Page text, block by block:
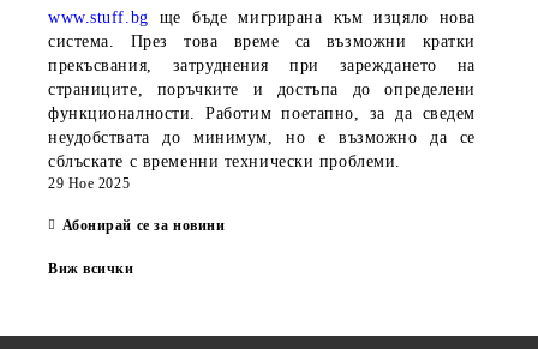
www.stuff.bg ще бъде мигрирана към изцяло нова
система. През това време са възможни кратки
прекъсвания, затруднения при зареждането на
страниците, поръчките и достъпа до определени
функционалности. Работим поетапно, за да сведем
неудобствата до минимум, но е възможно да се
сблъскате с временни технически проблеми.
29 Ное 2025
Абонирай се за новини
Виж всички